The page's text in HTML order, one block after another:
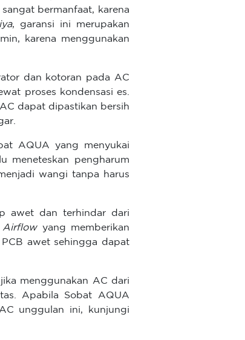
bermanfaat, karena
iya, garansi ini merupakan
karena menggunakan
dan kotoran pada AC
proses kondensasi es.
dapat dipastikan bersih
AQUA yang menyukai
meneteskan pengharum
wangi tanpa harus
awet dan terhindar dari
Airflow yang memberikan
awet sehingga dapat
menggunakan AC dari
Apabila Sobat AQUA
unggulan ini, kunjungi